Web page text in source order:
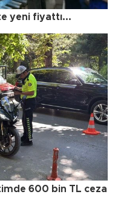
yeni fiyattı...
600 bin TL ceza